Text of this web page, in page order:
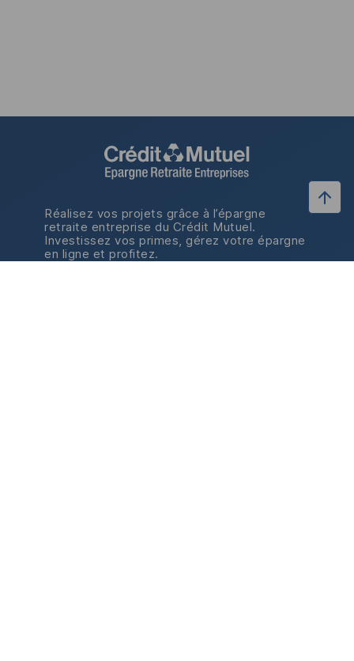
Réalisez vos projets grâce à l’épargne
retraite entreprise du Crédit Mutuel.
Investissez vos primes, gérez votre épargne
en ligne et profitez.